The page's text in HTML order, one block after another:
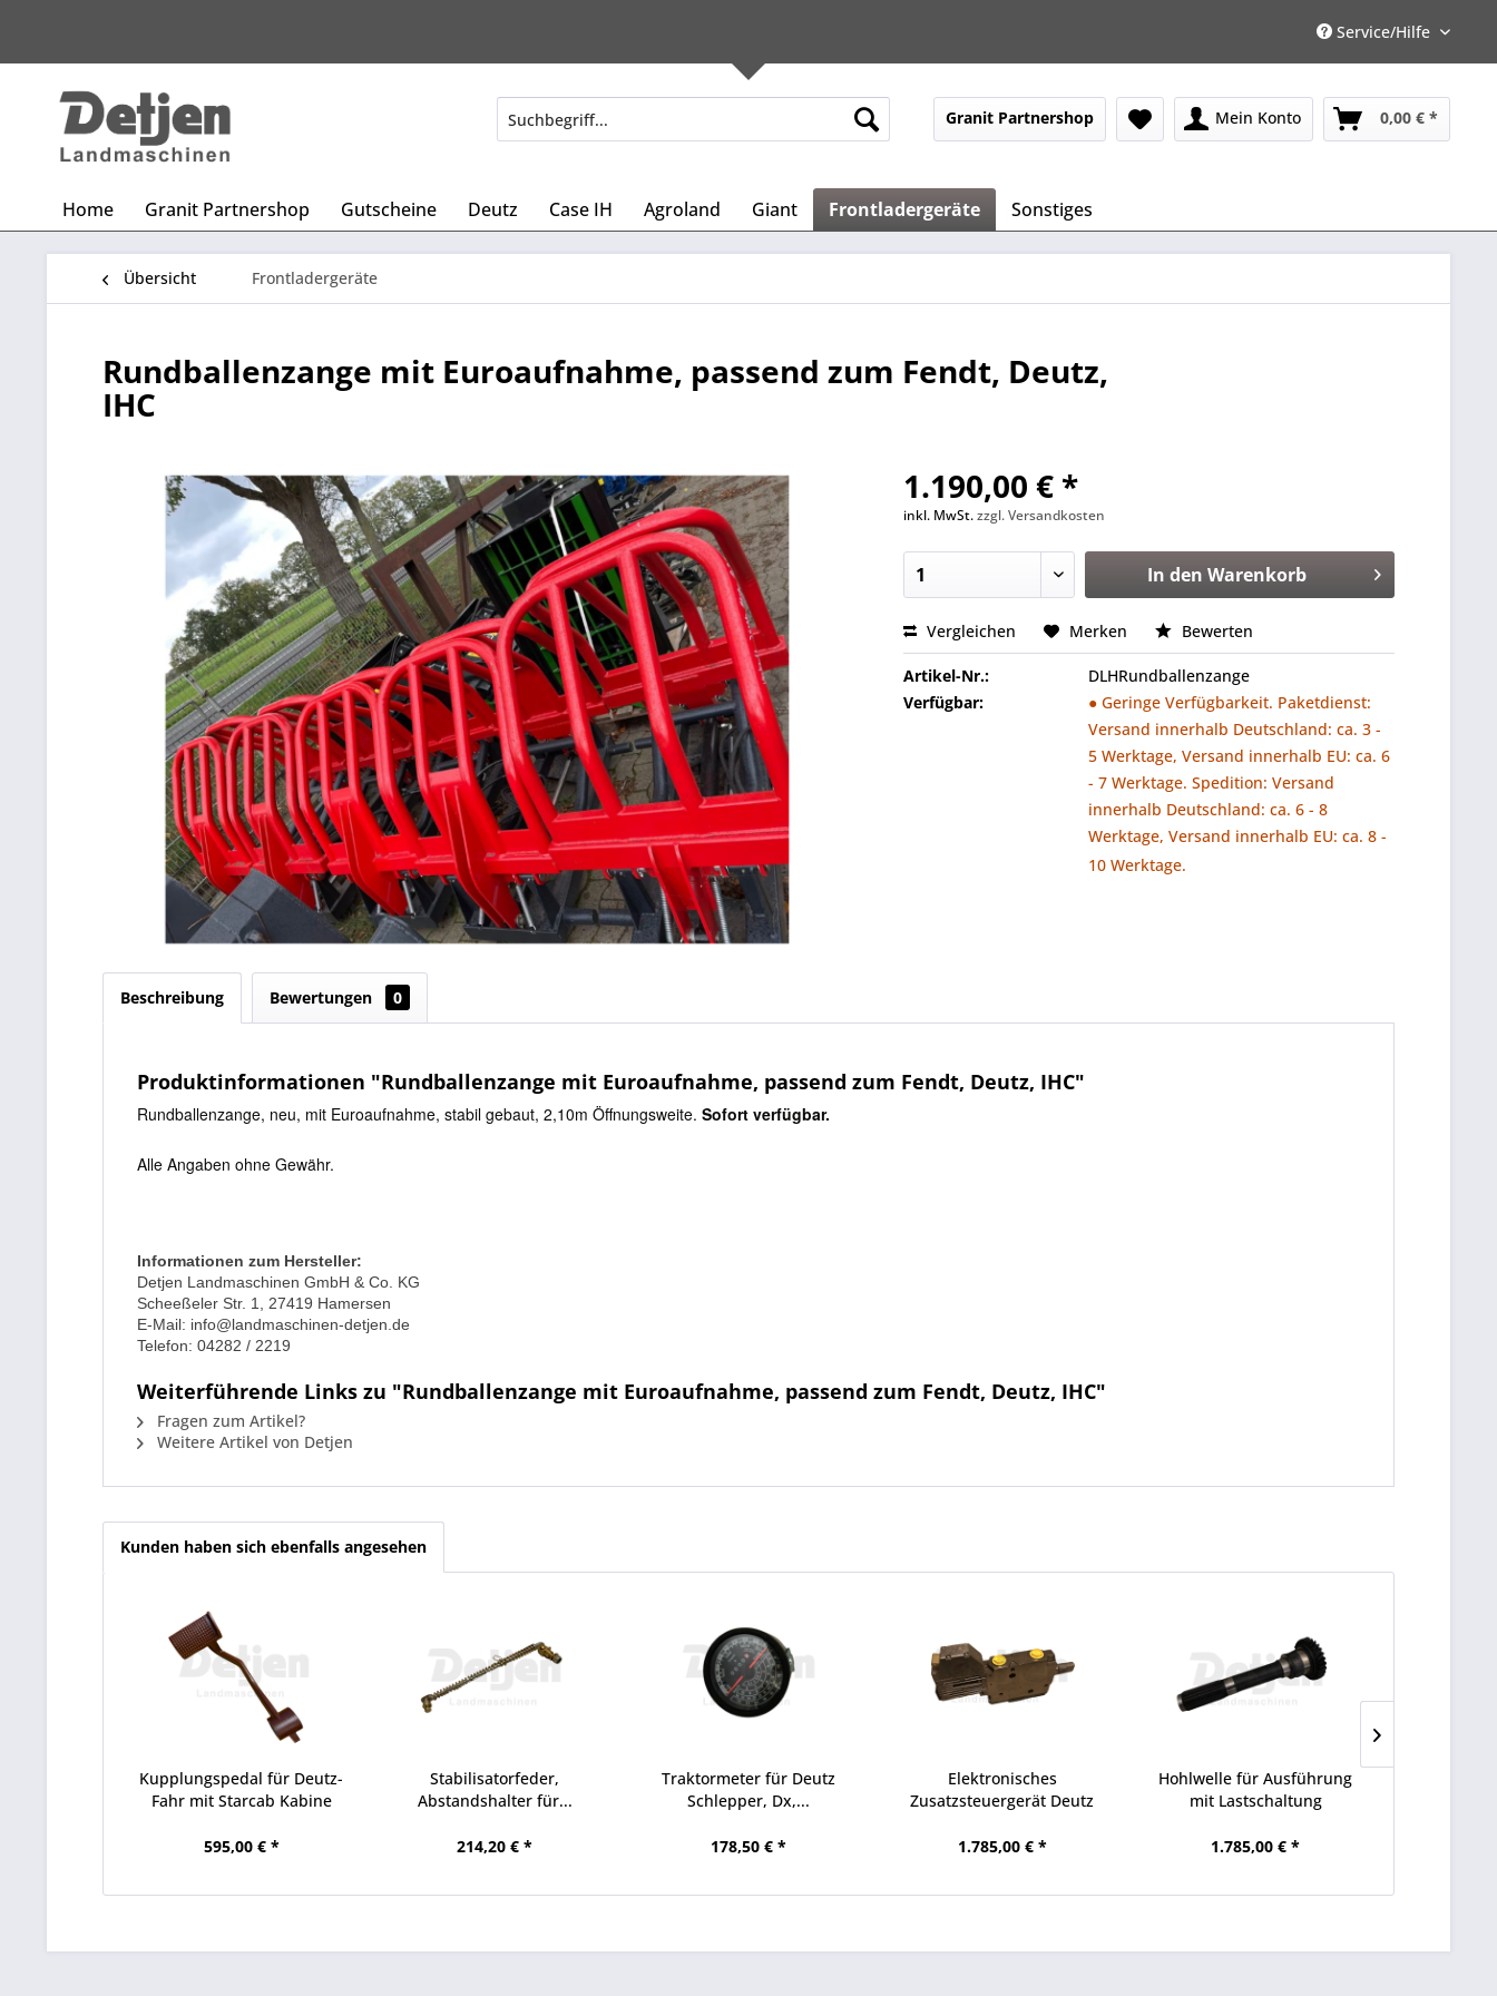
Service/Hilfe
Granit Partnershop Mein Konto 0,00 € *
Home Granit Partnershop Gutscheine Deutz Case IH Agroland Giant Frontladergeräte Sonstiges
Übersicht Frontladergeräte
Rundballenzange mit Euroaufnahme, passend zum Fendt, Deutz,
IHC
1.190,00 € *
inkl. MwSt.zzgl. Versandkosten
In den Warenkorb
Vergleichen Merken Bewerten
Artikel-Nr.:
DLHRundballenzange
Verfügbar:
● Geringe Verfügbarkeit. Paketdienst:
Versand innerhalb Deutschland: ca. 3 -
5 Werktage, Versand innerhalb EU: ca. 6
- 7 Werktage. Spedition: Versand
innerhalb Deutschland: ca. 6 - 8
Werktage, Versand innerhalb EU: ca. 8 -
10 Werktage.
Beschreibung Bewertungen 0
Produktinformationen "Rundballenzange mit Euroaufnahme, passend zum Fendt, Deutz, IHC"
Rundballenzange, neu, mit Euroaufnahme, stabil gebaut, 2,10m Öffnungsweite. Sofort verfügbar.
Alle Angaben ohne Gewähr.
Informationen zum Hersteller:
Detjen Landmaschinen GmbH & Co. KG
Scheeßeler Str. 1, 27419 Hamersen
E-Mail: info@landmaschinen-detjen.de
Telefon: 04282 / 2219
Weiterführende Links zu "Rundballenzange mit Euroaufnahme, passend zum Fendt, Deutz, IHC"
Fragen zum Artikel?
Weitere Artikel von Detjen
Kunden haben sich ebenfalls angesehen
Kupplungspedal für Deutz-
Fahr mit Starcab Kabine
595,00 € *
Stabilisatorfeder,
Abstandshalter für...
214,20 € *
Traktormeter für Deutz
Schlepper, Dx,...
178,50 € *
Elektronisches
Zusatzsteuergerät Deutz
1.785,00 € *
Hohlwelle für Ausführung
mit Lastschaltung
1.785,00 € *